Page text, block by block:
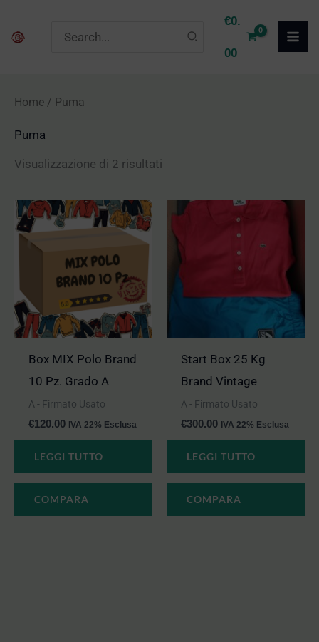
per:
€0.
00
Home / Puma
Puma
Visualizzazione di 2 risultati
Box MIX Polo Brand
10 Pz. Grado A
A - Firmato Usato
€120.00 IVA 22% Esclusa
LEGGI TUTTO
COMPARA
Start Box 25 Kg
Brand Vintage
A - Firmato Usato
€300.00 IVA 22% Esclusa
LEGGI TUTTO
COMPARA